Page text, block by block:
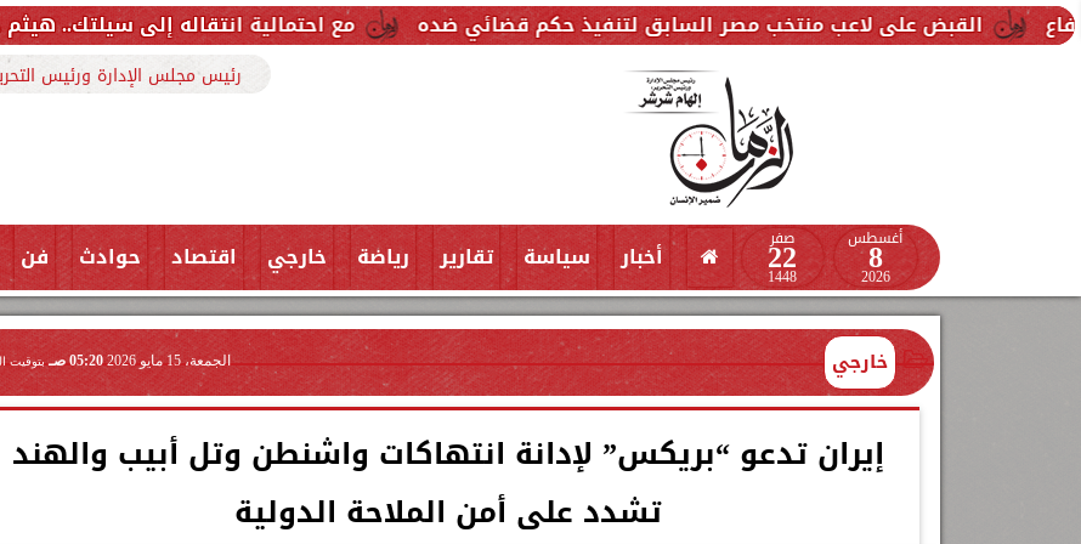
مع احتمالية انتقاله إلى سيلتك.. هيثم حسن خارج على لاعب منتخب مصر السابق لتنفيذ حكم قضائي ضده
رئيس مجلس الإدارة ورئيس
أغسطس
8
2026
صفر
22
1448
أخبار سياسة تقارير رياضة خارجي اقتصاد حوادث فن
خارجي الجمعة، 15 مايو 2026 05:20 صـ بتوقيت
إيران تدعو “بريكس” لإدانة انتهاكات واشنطن وتل أبيب والهند
تشدد على أمن الملاحة الدولية